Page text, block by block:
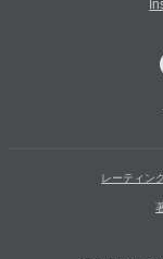
レーティン